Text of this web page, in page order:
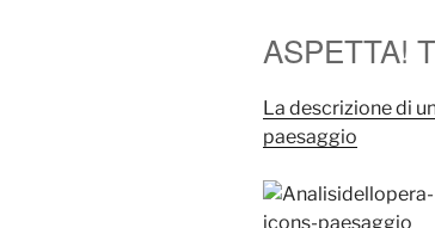
ASPETTA!
La descrizione di
paesaggio